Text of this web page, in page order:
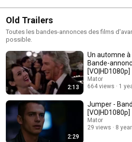
Old Trailers
Toutes les bandes-annonces des films
possible.
2:13
Un automne à
Bande-
[VO|HD1080p]
Mator
664 views
1
2:29
Jumper -
[VO|HD1080p]
Mator
29 views
8